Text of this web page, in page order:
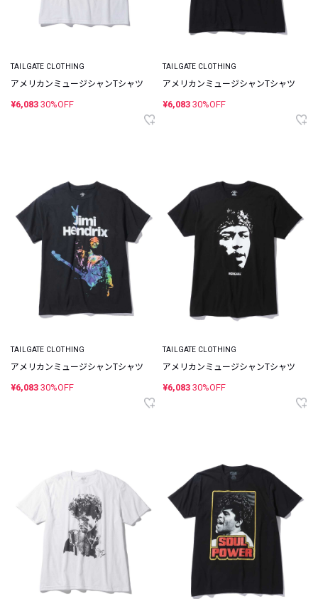
TAILGATE CLOTHING
アメリカンミュージシャンTシャツ
¥6,083 30%OFF
TAILGATE CLOTHING
アメリカンミュージシャンTシャツ
¥6,083 30%OFF
TAILGATE CLOTHING
アメリカンミュージシャンTシャツ
¥6,083 30%OFF
TAILGATE CLOTHING
アメリカンミュージシャンTシャツ
¥6,083 30%OFF